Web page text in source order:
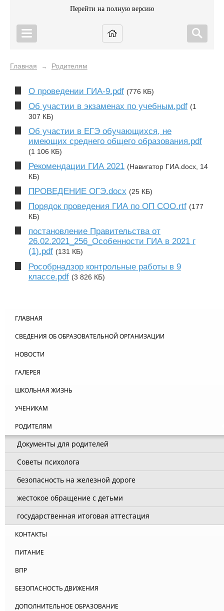
Перейти на полную версию
Главная → Родителям
О проведении ГИА-9.pdf (776 КБ)
Об участии в экзаменах по учебным.pdf (1
307 КБ)
Об участии в ЕГЭ обучающихся, не
имеющих среднего общего образования.pdf
(1 106 КБ)
Рекомендации ГИА 2021 (Навигатор ГИА.docx, 14
КБ)
ПРОВЕДЕНИЕ ОГЭ.docx (25 КБ)
Порядок проведения ГИА по ОП СОО.rtf (177
КБ)
постановление Правительства от
26.02.2021_256_Особенности ГИА в 2021 г
(1).pdf (131 КБ)
Рособрнадзор контрольные работы в 9
классе.pdf (3 826 КБ)
ГЛАВНАЯ
СВЕДЕНИЯ ОБ ОБРАЗОВАТЕЛЬНОЙ ОРГАНИЗАЦИИ
НОВОСТИ
ГАЛЕРЕЯ
ШКОЛЬНАЯ ЖИЗНЬ
УЧЕНИКАМ
РОДИТЕЛЯМ
Документы для родителей
Советы психолога
безопасность на железной дороге
жестокое обращение с детьми
государственная итоговая аттестация
КОНТАКТЫ
ПИТАНИЕ
ВПР
БЕЗОПАСНОСТЬ ДВИЖЕНИЯ
ДОПОЛНИТЕЛЬНОЕ ОБРАЗОВАНИЕ